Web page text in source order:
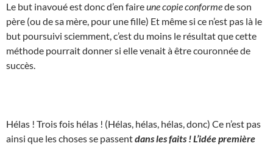
Le but inavoué est donc d’en faireune copie conformede son
père (ou de sa mère, pour une fille) Et même si ce n’est pas là le
but poursuivi sciemment, c’est du moins le résultat que cette
méthode pourrait donner si elle venait à être couronnée de
succès.
Hélas ! Trois fois hélas ! (Hélas, hélas, hélas, donc) Ce n’est pas
ainsi que les choses se passentdans les faits ! L’idée première